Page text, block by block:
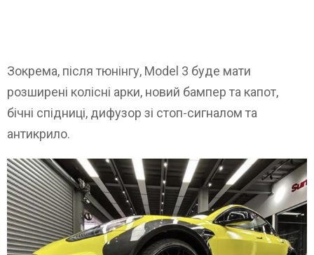
Зокрема, після тюнінгу, Model 3 буде мати
розширені колісні арки, новий бампер та капот,
бічні спідниці, дифузор зі стоп-сигналом та
антикрило.